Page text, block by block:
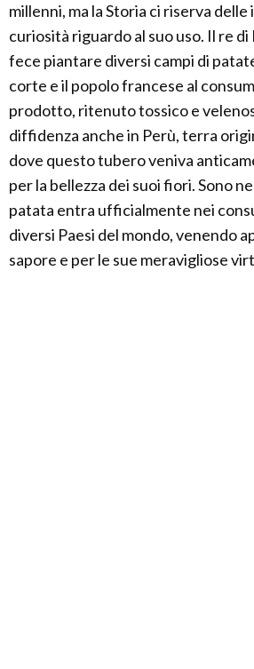
millenni, ma la Storia ci riserva
curiosità riguardo al suo uso. Il re di
fece piantare diversi campi di
corte e il popolo francese al
prodotto, ritenuto tossico e
diffidenza anche in Perù, terra
dove questo tubero veniva
per la bellezza dei suoi fiori. Sono
patata entra ufficialmente nei
diversi Paesi del mondo, venendo
sapore e per le sue meravigliose